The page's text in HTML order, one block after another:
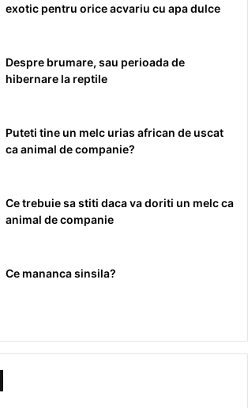
exotic pentru orice acvariu cu apa dulce
Despre brumare, sau perioada de
hibernare la reptile
Puteti tine un melc urias african de uscat
ca animal de companie?
Ce trebuie sa stiti daca va doriti un melc ca
animal de companie
Ce mananca sinsila?